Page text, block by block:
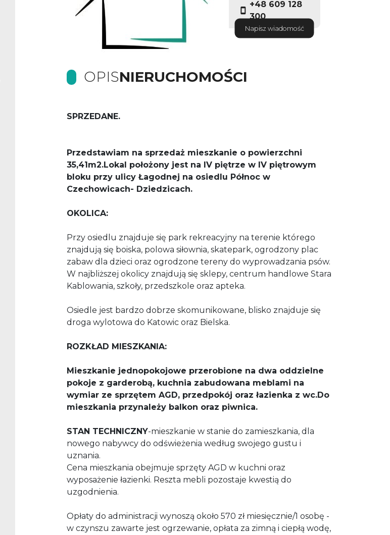
+48 609 128
300
Napisz wiadomość
OPISNIERUCHOMOŚCI
SPRZEDANE.
Przedstawiam na sprzedaż mieszkanie o powierzchni
35,41m2.Lokal położony jest na IV piętrze w IV piętrowym
bloku przy ulicy Łagodnej na osiedlu Północ w
Czechowicach- Dziedzicach.
OKOLICA:
Przy osiedlu znajduje się park rekreacyjny na terenie którego
znajdują się boiska, polowa siłownia, skatepark, ogrodzony plac
zabaw dla dzieci oraz ogrodzone tereny do wyprowadzania psów.
W najbliższej okolicy znajdują się sklepy, centrum handlowe Stara
Kablowania, szkoły, przedszkole oraz apteka.
Osiedle jest bardzo dobrze skomunikowane, blisko znajduje się
droga wylotowa do Katowic oraz Bielska.
ROZKŁAD MIESZKANIA:
Mieszkanie jednopokojowe przerobione na dwa oddzielne
pokoje z garderobą, kuchnia zabudowana meblami na
wymiar ze sprzętem AGD, przedpokój oraz łazienka z wc.Do
mieszkania przynależy balkon oraz piwnica.
STAN TECHNICZNY-mieszkanie w stanie do zamieszkania, dla
nowego nabywcy do odświeżenia według swojego gustu i
uznania.
Cena mieszkania obejmuje sprzęty AGD w kuchni oraz
wyposażenie łazienki. Reszta mebli pozostaje kwestią do
uzgodnienia.
Opłaty do administracji wynoszą około 570 zł miesięcznie/1 osobę -
w czynszu zawarte jest ogrzewanie, opłata za zimną i ciepłą wodę,